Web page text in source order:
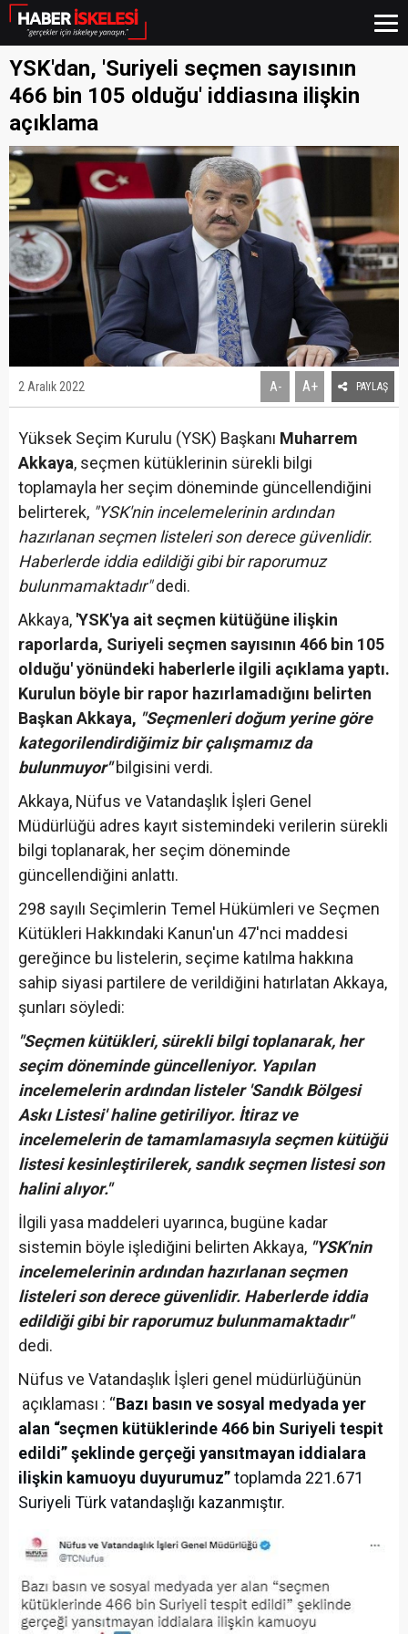
YSK'dan, 'Suriyeli seçmen sayısının
466 bin 105 olduğu' iddiasına ilişkin
açıklama
2 Aralık 2022 A- A+ PAYLAŞ
Yüksek Seçim Kurulu (YSK) Başkanı Muharrem
Akkaya, seçmen kütüklerinin sürekli bilgi
toplamayla her seçim döneminde güncellendiğini
belirterek, "YSK'nin incelemelerinin ardından
hazırlanan seçmen listeleri son derece güvenlidir.
Haberlerde iddia edildiği gibi bir raporumuz
bulunmamaktadır"dedi.
Akkaya, 'YSK'ya ait seçmen kütüğüne ilişkin
raporlarda, Suriyeli seçmen sayısının 466 bin 105
olduğu' yönündeki haberlerle ilgili açıklama yaptı.
Kurulun böyle bir rapor hazırlamadığını belirten
Başkan Akkaya, "Seçmenleri doğum yerine göre
kategorilendirdiğimiz bir çalışmamız da
bulunmuyor"bilgisini verdi.
Akkaya, Nüfus ve Vatandaşlık İşleri Genel
Müdürlüğü adres kayıt sistemindeki verilerin sürekli
bilgi toplanarak, her seçim döneminde
güncellendiğini anlattı.
298 sayılı Seçimlerin Temel Hükümleri ve Seçmen
Kütükleri Hakkındaki Kanun'un 47'nci maddesi
gereğince bu listelerin, seçime katılma hakkına
sahip siyasi partilere de verildiğini hatırlatan Akkaya,
şunları söyledi:
"Seçmen kütükleri, sürekli bilgi toplanarak, her
seçim döneminde güncelleniyor. Yapılan
incelemelerin ardından listeler 'Sandık Bölgesi
Askı Listesi' haline getiriliyor. İtiraz ve
incelemelerin de tamamlamasıyla seçmen kütüğü
listesi kesinleştirilerek, sandık seçmen listesi son
halini alıyor."
İlgili yasa maddeleri uyarınca, bugüne kadar
sistemin böyle işlediğini belirten Akkaya, "YSK'nin
incelemelerinin ardından hazırlanan seçmen
listeleri son derece güvenlidir. Haberlerde iddia
edildiği gibi bir raporumuz bulunmamaktadır"
dedi.
Nüfus ve Vatandaşlık İşleri genel müdürlüğünün
açıklaması : “Bazı basın ve sosyal medyada yer
alan “seçmen kütüklerinde 466 bin Suriyeli tespit
edildi” şeklinde gerçeği yansıtmayan iddialara
ilişkin kamuoyu duyurumuz”toplamda 221.671
Suriyeli Türk vatandaşlığı kazanmıştır.